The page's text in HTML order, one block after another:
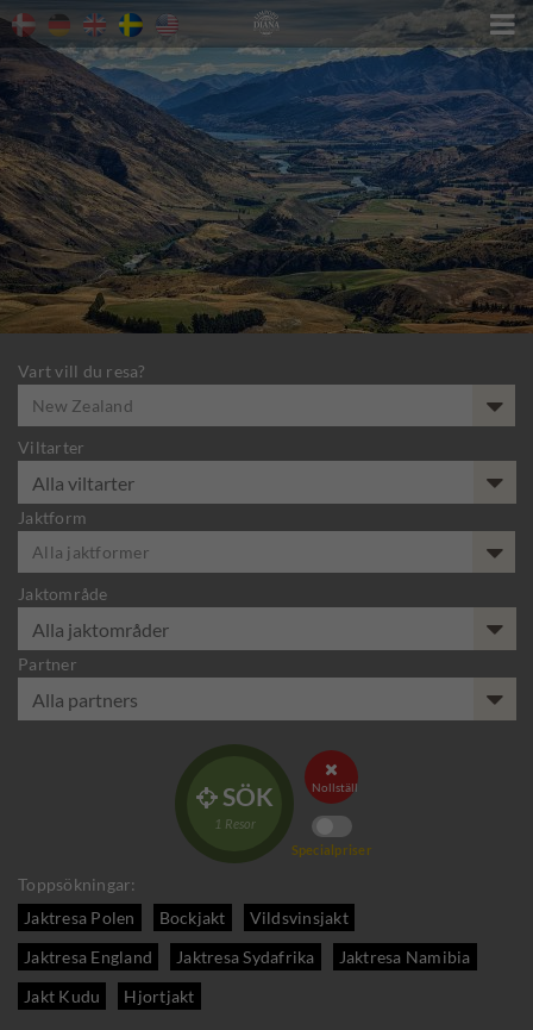

Vart vill du resa?
New Zealand
Viltarter
Jaktform
Alla jaktformer
Jaktområde
Partner
 SÖK
1 Resor

Nollställ
Specialpriser
Toppsökningar:
Jaktresa Polen
Bockjakt
Vildsvinsjakt
Jaktresa England
Jaktresa Sydafrika
Jaktresa Namibia
Jakt Kudu
Hjortjakt